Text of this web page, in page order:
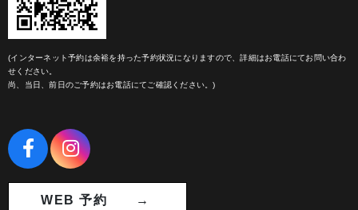
(インターネット予約は余裕を持った予約状況になりますので、詳細はお電話にてお問い合わ
せください。
尚、当日、前日のご予約はお電話にてご確認ください。)
WEB 予約 →